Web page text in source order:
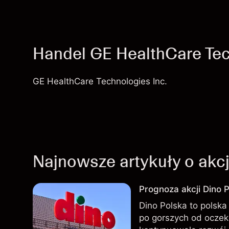
Handel GE HealthCare
GE HealthCare Technologies Inc.
Najnowsze artykuły o
Prognoza akcji Dino
Dino Polska to
po gorszych od